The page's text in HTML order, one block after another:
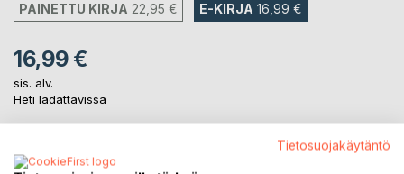
PAINETTU KIRJA 22,95 € E-KIRJA 16,99 €
16,99 €
sis. alv.
Heti ladattavissa
Tietosuojakäytäntö